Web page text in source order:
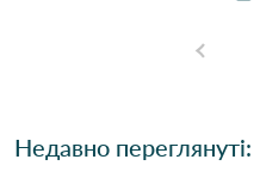
Недавно переглянуті: